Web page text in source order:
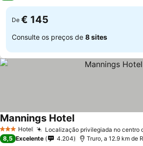
De € 145
Consulte os preços de 8 sites
3 EstrelasHotel Localização privilegiada no centro
Mannings Hotel
8,5 Excelente 4.204 Truro, a 12.9 km de